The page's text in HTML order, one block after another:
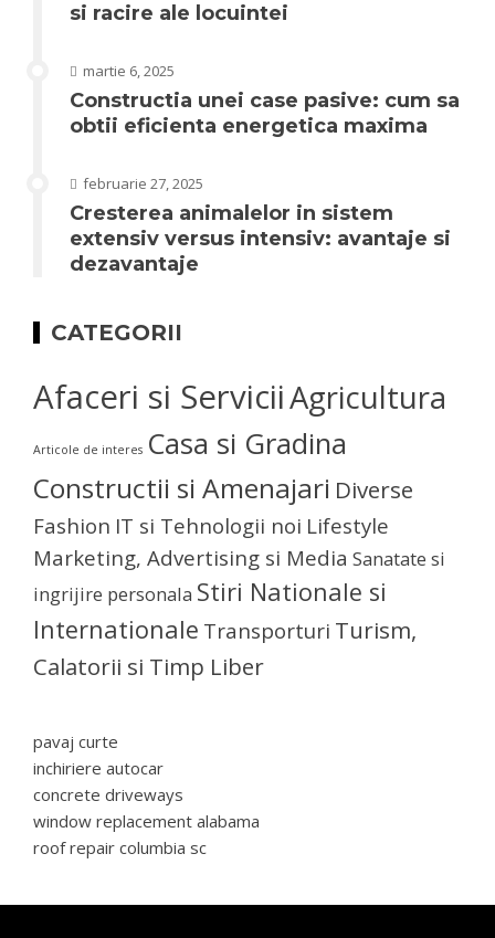
si racire ale locuintei
martie 6, 2025
Constructia unei case pasive: cum sa
obtii eficienta energetica maxima
februarie 27, 2025
Cresterea animalelor in sistem
extensiv versus intensiv: avantaje si
dezavantaje
CATEGORII
Afaceri si ServiciiAgricultura
Articole de interes Casa si Gradina
Constructii si Amenajari Diverse
Fashion IT si Tehnologii noi Lifestyle
Marketing, Advertising si Media Sanatate si
ingrijire personala Stiri Nationale si
Internationale Transporturi Turism,
Calatorii si Timp Liber
pavaj curte
inchiriere autocar
concrete driveways
window replacement alabama
roof repair columbia sc